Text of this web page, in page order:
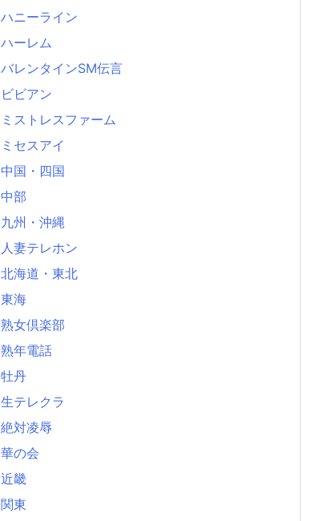
ハニーライン
ハーレム
バレンタインSM伝言
ビビアン
ミストレスファーム
ミセスアイ
中国・四国
中部
九州・沖縄
人妻テレホン
北海道・東北
東海
熟女倶楽部
熟年電話
牡丹
生テレクラ
絶対凌辱
華の会
近畿
関東